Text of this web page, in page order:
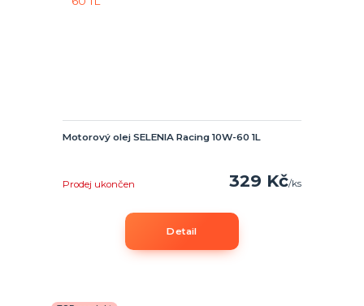
Motorový olej SELENIA Racing 10W-60 1L
329 Kč/ks
Prodej ukončen
Detail